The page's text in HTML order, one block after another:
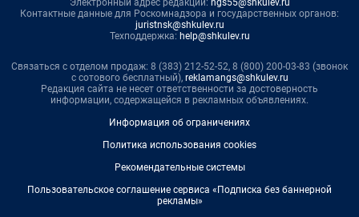
Электронный адрес редакции: ngs55@shkulev.ru
Контактные данные для Роскомнадзора и государственных органов:
juristnsk@shkulev.ru
Техподдержка: help@shkulev.ru
Связаться с отделом продаж: 8 (383) 212-52-52, 8 (800) 200-03-83 (звонок
с сотового бесплатный), reklamangs@shkulev.ru
Редакция сайта не несет ответственности за достоверность
информации, содержащейся в рекламных объявлениях.
Информация об ограничениях
Политика использования cookies
Рекомендательные системы
Пользовательское соглашение сервиса «Подписка без баннерной
рекламы»